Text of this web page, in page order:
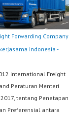
Forwarding Company
Indonesia -
International Freight
Peraturan Menteri
tentang Penetapan
Preferensial antara